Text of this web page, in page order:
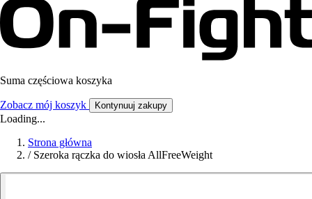
Suma częściowa koszyka
Zobacz mój koszyk Kontynuuj zakupy
Loading...
Strona główna
/ Szeroka rączka do wiosła AllFreeWeight